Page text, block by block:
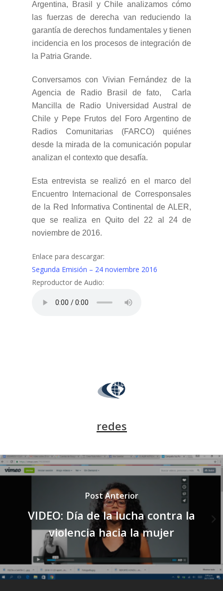
Argentina, Brasil y Chile analizamos cómo
las fuerzas de derecha van reduciendo la
garantía de derechos fundamentales y tienen
incidencia en los procesos de integración de
la Patria Grande.
Conversamos con Vivian Fernández de la
Agencia de Radio Brasil de fato,
Carla
Mancilla de Radio Universidad Austral de
Chile y Pepe Frutos del Foro Argentino de
Radios Comunitarias (FARCO) quiénes
desde la mirada de la comunicación popular
analizan el contexto que desafía.
Esta entrevista se realizó en el marco del
Encuentro Internacional de Corresponsales
de la Red Informativa Continental de ALER,
que se realiza en Quito del 22 al 24 de
noviembre de 2016.
Enlace para descargar:
Segunda Emisión – 24 noviembre 2016
Reproductor de Audio:
redes
Post Anterior
VIDEO: Día de la lucha contra la
violencia hacia la mujer